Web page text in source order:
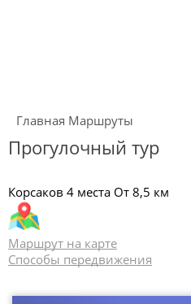
Главная Маршруты
Прогулочный тур
Корсаков 4 места От 8,5 км
Маршрут на карте
Способы передвижения